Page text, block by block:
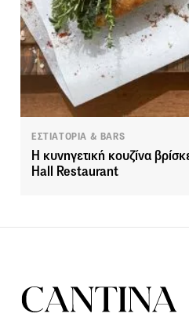
ΕΣΤΙΑΤΟΡΙΑ & BARS
H κυνηγετική κουζίνα
Hall Restaurant